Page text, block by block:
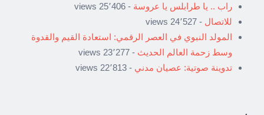
راب .. يا طرابلس يا عروسة - 25٬406 views
للاتصال - 24٬527 views
المولد النبوي في العصر الرقمي: استعادة القيم والقدوة
وسط زحمة العالم الحديث - 23٬277 views
تدوينة صوتية: عصيان مدني - 22٬813 views